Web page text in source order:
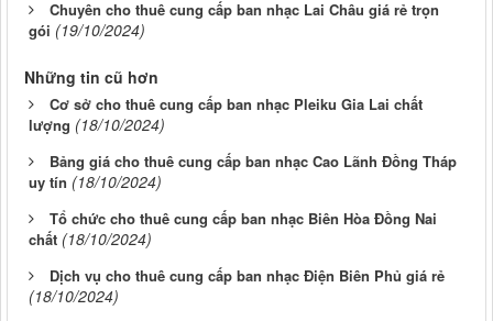
Chuyên cho thuê cung cấp ban nhạc Lai Châu giá rẻ trọn
gói (19/10/2024)
Những tin cũ hơn
Cơ sở cho thuê cung cấp ban nhạc Pleiku Gia Lai chất
lượng (18/10/2024)
Bảng giá cho thuê cung cấp ban nhạc Cao Lãnh Đồng Tháp
uy tín (18/10/2024)
Tổ chức cho thuê cung cấp ban nhạc Biên Hòa Đồng Nai
chất (18/10/2024)
Dịch vụ cho thuê cung cấp ban nhạc Điện Biên Phủ giá rẻ
(18/10/2024)